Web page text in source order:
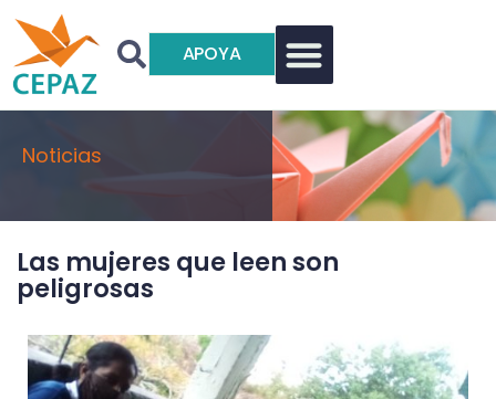
APOYA
Noticias
Las mujeres que leen son
peligrosas